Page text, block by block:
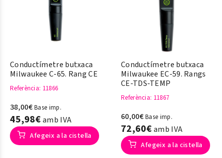
Conductímetre butxaca
Milwaukee C-65. Rang CE
Referència: 11866
38,00€Base imp.
45,98€amb IVA
Afegeix a la cistella
Conductímetre butxaca
Milwaukee EC-59. Rangs
CE-TDS-TEMP
Referència: 11867
60,00€Base imp.
72,60€amb IVA
Afegeix a la cistella